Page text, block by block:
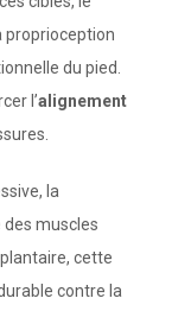
proprioception
du pied.
l’alignement
la
muscles
cette
contre la